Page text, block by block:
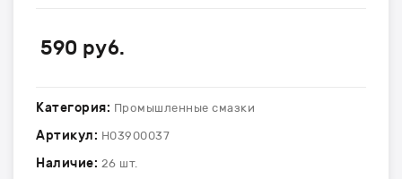
590 руб.
Категория: Промышленные смазки
Артикул: H03900037
Наличие: 26 шт.